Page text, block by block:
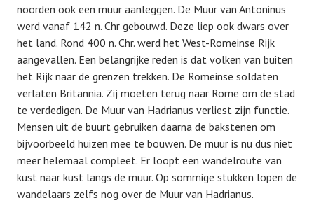
noorden ook een muur aanleggen. De Muur van Antoninus
werd vanaf 142 n. Chr gebouwd. Deze liep ook dwars over
het land. Rond 400 n. Chr. werd het West-Romeinse Rijk
aangevallen. Een belangrijke reden is dat volken van buiten
het Rijk naar de grenzen trekken. De Romeinse soldaten
verlaten Britannia. Zij moeten terug naar Rome om de stad
te verdedigen. De Muur van Hadrianus verliest zijn functie.
Mensen uit de buurt gebruiken daarna de bakstenen om
bijvoorbeeld huizen mee te bouwen. De muur is nu dus niet
meer helemaal compleet. Er loopt een wandelroute van
kust naar kust langs de muur. Op sommige stukken lopen de
wandelaars zelfs nog over de Muur van Hadrianus.